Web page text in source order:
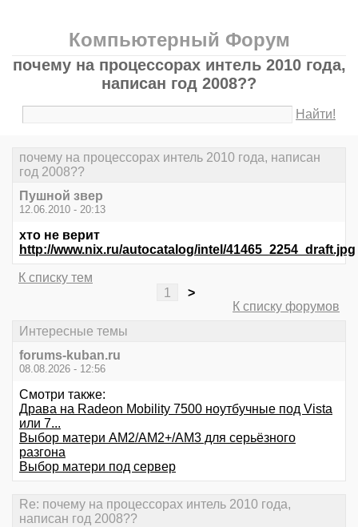
Компьютерный Форум
почему на процессорах интель 2010 года,
написан год 2008??
Найти!
почему на процессорах интель 2010 года, написан
год 2008??
Пушной звер
12.06.2010 - 20:13
хто не верит
http://www.nix.ru/autocatalog/intel/41465_2254_draft.jpg
К списку тем
1
>
К списку форумов
Интересные темы
forums-kuban.ru
08.08.2026 - 12:56
Смотри также:
Драва на Radeon Mobility 7500 ноутбучные под Vista
или 7...
Выбор матери АМ2/АМ2+/АМ3 для серьёзного
разгона
Выбор матери под сервер
Re: почему на процессорах интель 2010 года,
написан год 2008??